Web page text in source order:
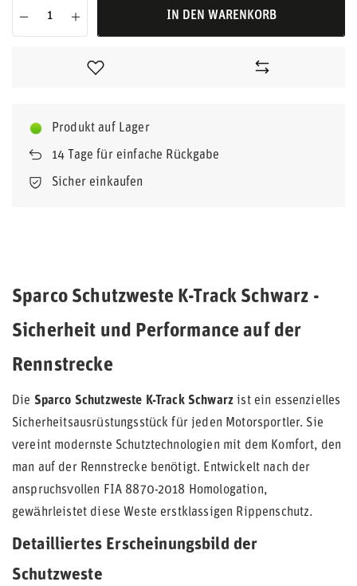
IN DEN WARENKORB
Produkt auf Lager
14 Tage für einfache Rückgabe
Sicher einkaufen
Sparco Schutzweste K-Track Schwarz -
Sicherheit und Performance auf der
Rennstrecke
Die Sparco Schutzweste K-Track Schwarz ist ein essenzielles
Sicherheitsausrüstungsstück für jeden Motorsportler. Sie
vereint modernste Schutztechnologien mit dem Komfort, den
man auf der Rennstrecke benötigt. Entwickelt nach der
anspruchsvollen FIA 8870-2018 Homologation,
gewährleistet diese Weste erstklassigen Rippenschutz.
Detailliertes Erscheinungsbild der
Schutzweste